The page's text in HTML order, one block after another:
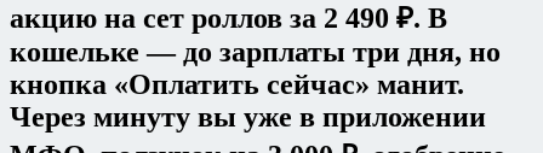
акцию на сет роллов за 2 490 ₽. В
кошельке — до зарплаты три дня, но
кнопка «Оплатить сейчас» манит.
Через минуту вы уже в приложении